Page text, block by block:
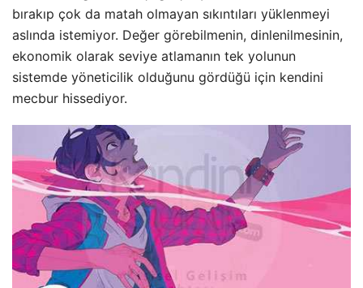
ekonomik olarak seviye atlamanın tek yolunun
sistemde yöneticilik olduğunu gördüğü için kendini
mecbur hissediyor.